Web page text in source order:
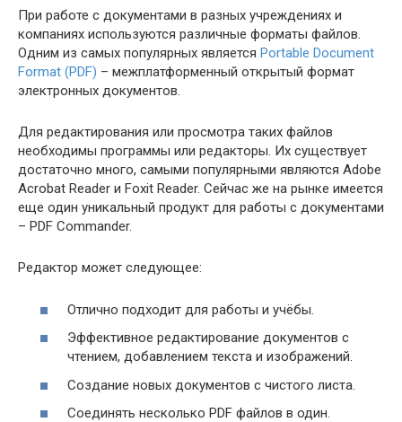
При работе с документами в разных учреждениях и
компаниях используются различные форматы файлов.
Одним из самых популярных является Portable Document
Format (PDF) – межплатформенный открытый формат
электронных документов.
Для редактирования или просмотра таких файлов
необходимы программы или редакторы. Их существует
достаточно много, самыми популярными являются Adobe
Acrobat Reader и Foxit Reader. Сейчас же на рынке имеется
еще один уникальный продукт для работы с документами
– PDF Commander.
Редактор может следующее:
Отлично подходит для работы и учёбы.
Эффективное редактирование документов с
чтением, добавлением текста и изображений.
Создание новых документов с чистого листа.
Соединять несколько PDF файлов в один.